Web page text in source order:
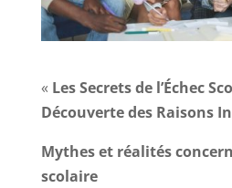
« Les Secrets de l’Échec
Découverte des Raisons
Mythes et réalités
scolaire